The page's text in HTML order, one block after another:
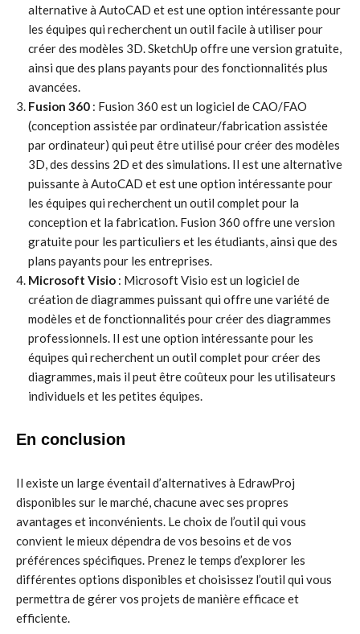
alternative à AutoCAD et est une option intéressante pour
les équipes qui recherchent un outil facile à utiliser pour
créer des modèles 3D. SketchUp offre une version gratuite,
ainsi que des plans payants pour des fonctionnalités plus
avancées.
Fusion 360 : Fusion 360 est un logiciel de CAO/FAO
(conception assistée par ordinateur/fabrication assistée
par ordinateur) qui peut être utilisé pour créer des modèles
3D, des dessins 2D et des simulations. Il est une alternative
puissante à AutoCAD et est une option intéressante pour
les équipes qui recherchent un outil complet pour la
conception et la fabrication. Fusion 360 offre une version
gratuite pour les particuliers et les étudiants, ainsi que des
plans payants pour les entreprises.
Microsoft Visio : Microsoft Visio est un logiciel de
création de diagrammes puissant qui offre une variété de
modèles et de fonctionnalités pour créer des diagrammes
professionnels. Il est une option intéressante pour les
équipes qui recherchent un outil complet pour créer des
diagrammes, mais il peut être coûteux pour les utilisateurs
individuels et les petites équipes.
En conclusion
Il existe un large éventail d’alternatives à EdrawProj
disponibles sur le marché, chacune avec ses propres
avantages et inconvénients. Le choix de l’outil qui vous
convient le mieux dépendra de vos besoins et de vos
préférences spécifiques. Prenez le temps d’explorer les
différentes options disponibles et choisissez l’outil qui vous
permettra de gérer vos projets de manière efficace et
efficiente.